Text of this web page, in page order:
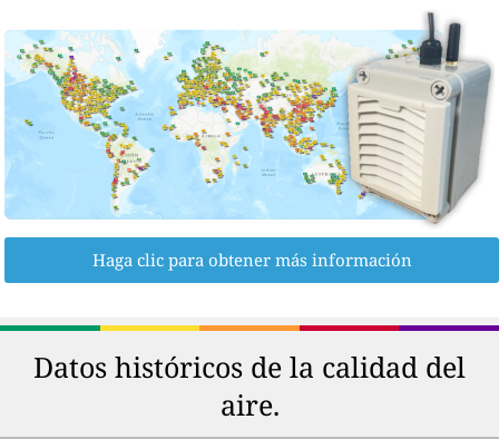
Haga clic para obtener más información
Datos históricos de la calidad del
aire.